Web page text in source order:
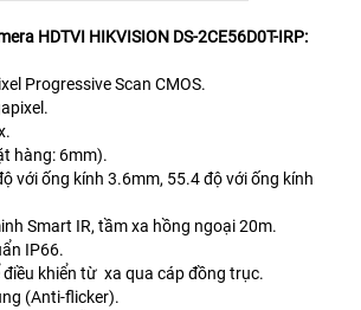
HDTVI HIKVISION DS-2CE56D0T-IRP:
Progressive Scan CMOS.
hàng: 6mm).
với ống kính 3.6mm, 55.4 độ với ống kính
Smart IR, tầm xa hồng ngoại 20m.
IP66.
điều khiển từ xa qua cáp đồng trục.
(Anti-flicker).